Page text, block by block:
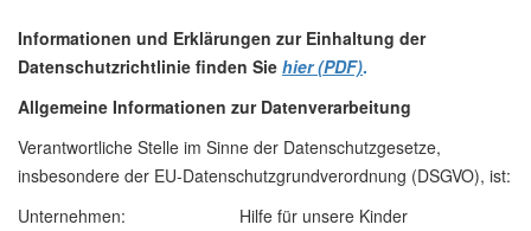
Informationen und Erklärungen zur Einhaltung der
Datenschutzrichtlinie finden Sie hier (PDF).
Allgemeine Informationen zur Datenverarbeitung
Verantwortliche Stelle im Sinne der Datenschutzgesetze,
insbesondere der EU-Datenschutzgrundverordnung (DSGVO), ist:
Unternehmen: Hilfe für unsere Kinder